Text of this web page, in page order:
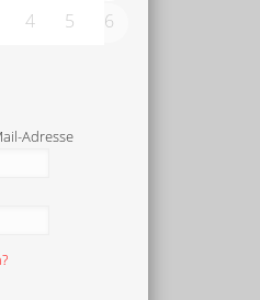
4 5 6
Adresse